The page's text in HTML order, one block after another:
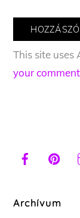
This site uses
your
Archívum